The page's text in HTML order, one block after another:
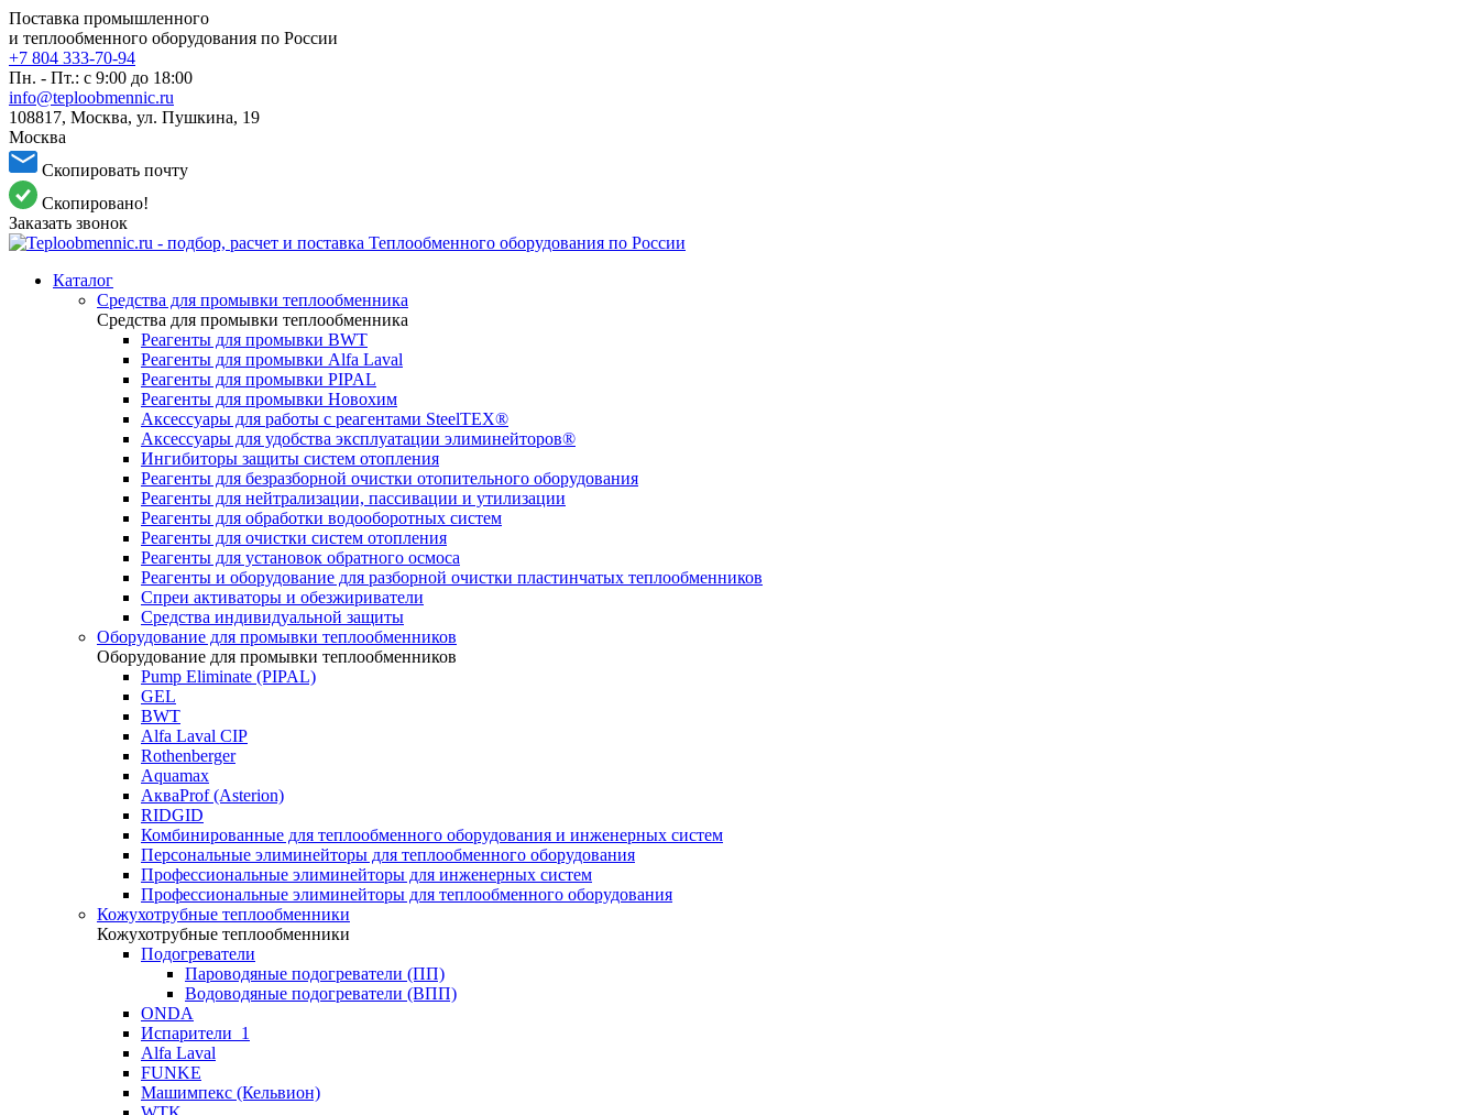
Поставка промышленного
и теплообменного оборудования по России
+7 804 333-70-94
Пн. - Пт.: с 9:00 до 18:00
info@teploobmennic.ru
108817, Москва, ул. Пушкина, 19
Москва
Скопировать почту
Скопировано!
Заказать звонок
Каталог
Средства для промывки теплообменника
Средства для промывки теплообменника
Реагенты для промывки BWT
Реагенты для промывки Alfa Laval
Реагенты для промывки PIPAL
Реагенты для промывки Новохим
Аксессуары для работы с реагентами SteelTEX®
Аксессуары для удобства эксплуатации элиминейторов®
Ингибиторы защиты систем отопления
Реагенты для безразборной очистки отопительного оборудования
Реагенты для нейтрализации, пассивации и утилизации
Реагенты для обработки водооборотных систем
Реагенты для очистки систем отопления
Реагенты для установок обратного осмоса
Реагенты и оборудование для разборной очистки пластинчатых теплообменников
Спреи активаторы и обезжириватели
Средства индивидуальной защиты
Оборудование для промывки теплообменников
Оборудование для промывки теплообменников
Pump Eliminate (PIPAL)
GEL
BWT
Alfa Laval CIP
Rothenberger
Aquamax
АкваProf (Asterion)
RIDGID
Комбинированные для теплообменного оборудования и инженерных систем
Персональные элиминейторы для теплообменного оборудования
Профессиональные элиминейторы для инженерных систем
Профессиональные элиминейторы для теплообменного оборудования
Кожухотрубные теплообменники
Кожухотрубные теплообменники
Подогреватели
Пароводяные подогреватели (ПП)
Водоводяные подогреватели (ВПП)
ONDA
Испарители_1
Alfa Laval
FUNKE
Машимпекс (Кельвион)